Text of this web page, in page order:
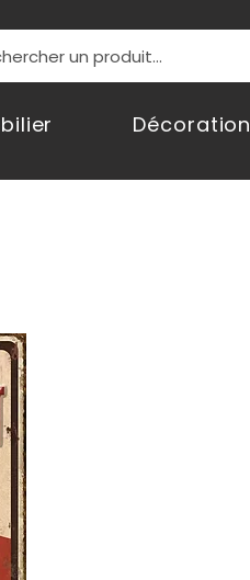
un produit...
Décoration